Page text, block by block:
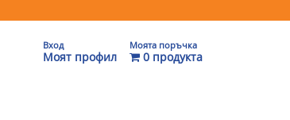
Вход
Моят профил
Моята поръчка
0 продукта